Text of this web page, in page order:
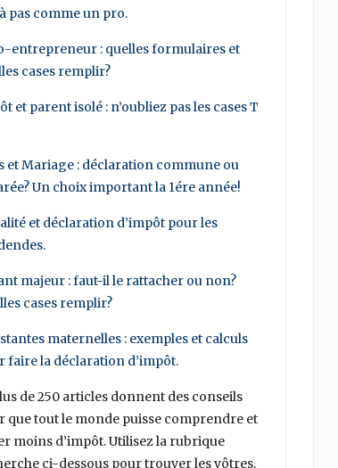
pas comme un pro.
entrepreneur : quelles formulaires et
cases remplir?
et parent isolé : n’oubliez pas les cases T
et Mariage : déclaration commune ou
Un choix important la 1ére année!
et déclaration d’impôt pour les
majeur : faut-il le rattacher ou non?
cases remplir?
maternelles : exemples et calculs
faire la déclaration d’impôt.
de 250 articles donnent des conseils
que tout le monde puisse comprendre et
moins d’impôt. Utilisez la rubrique
ci-dessous pour trouver les vôtres.